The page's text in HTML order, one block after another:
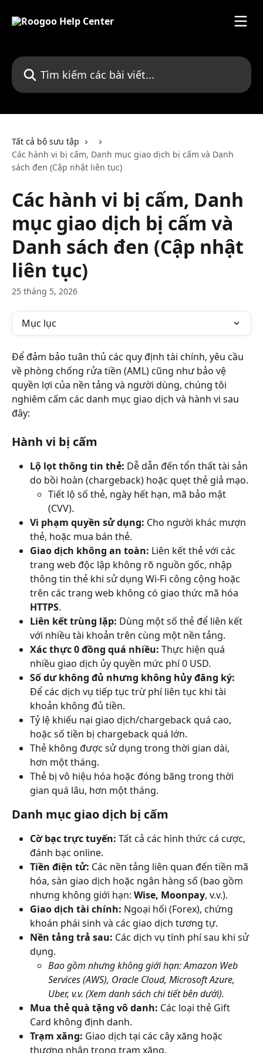
Tìm kiếm các bài viết...
Tất cả bộ sưu tập
Các hành vi bị cấm, Danh mục giao dịch bị cấm và Danh
sách đen (Cập nhật liên tục)
Các hành vi bị cấm, Danh
mục giao dịch bị cấm và
Danh sách đen (Cập nhật
liên tục)
25 tháng 5, 2026
Mục lục
Để đảm bảo tuân thủ các quy định tài chính, yêu cầu
về phòng chống rửa tiền (AML) cũng như bảo vệ
quyền lợi của nền tảng và người dùng, chúng tôi
nghiêm cấm các danh mục giao dịch và hành vi sau
đây:
Hành vi bị cấm
Lộ lọt thông tin thẻ: Dễ dẫn đến tổn thất tài sản
do bồi hoàn (chargeback) hoặc quẹt thẻ giả mạo.
Tiết lộ số thẻ, ngày hết hạn, mã bảo mật
(CVV).
Vi phạm quyền sử dụng: Cho người khác mượn
thẻ, hoặc mua bán thẻ.
Giao dịch không an toàn: Liên kết thẻ với các
trang web độc lập không rõ nguồn gốc, nhập
thông tin thẻ khi sử dụng Wi-Fi công cộng hoặc
trên các trang web không có giao thức mã hóa
HTTPS.
Liên kết trùng lặp: Dùng một số thẻ để liên kết
với nhiều tài khoản trên cùng một nền tảng.
Xác thực 0 đồng quá nhiều: Thực hiện quá
nhiều giao dịch ủy quyền mức phí 0 USD.
Số dư không đủ nhưng không hủy đăng ký:
Để các dịch vụ tiếp tục trừ phí liên tục khi tài
khoản không đủ tiền.
Tỷ lệ khiếu nại giao dịch/chargeback quá cao,
hoặc số tiền bị chargeback quá lớn.
Thẻ không được sử dụng trong thời gian dài,
hơn một tháng.
Thẻ bị vô hiệu hóa hoặc đóng băng trong thời
gian quá lâu, hơn một tháng.
Danh mục giao dịch bị cấm
Cờ bạc trực tuyến: Tất cả các hình thức cá cược,
đánh bạc online.
Tiền điện tử: Các nền tảng liên quan đến tiền mã
hóa, sàn giao dịch hoặc ngân hàng số (bao gồm
nhưng không giới hạn: Wise, Moonpay, v.v.).
Giao dịch tài chính: Ngoại hối (Forex), chứng
khoán phái sinh và các giao dịch tương tự.
Nền tảng trả sau: Các dịch vụ tính phí sau khi sử
dụng.
Bao gồm nhưng không giới hạn: Amazon Web
Services (AWS), Oracle Cloud, Microsoft Azure,
Uber, v.v. (Xem danh sách chi tiết bên dưới).
Mua thẻ quà tặng vô danh: Các loại thẻ Gift
Card không định danh.
Trạm xăng: Giao dịch tại các cây xăng hoặc
thương nhân trong trạm xăng.